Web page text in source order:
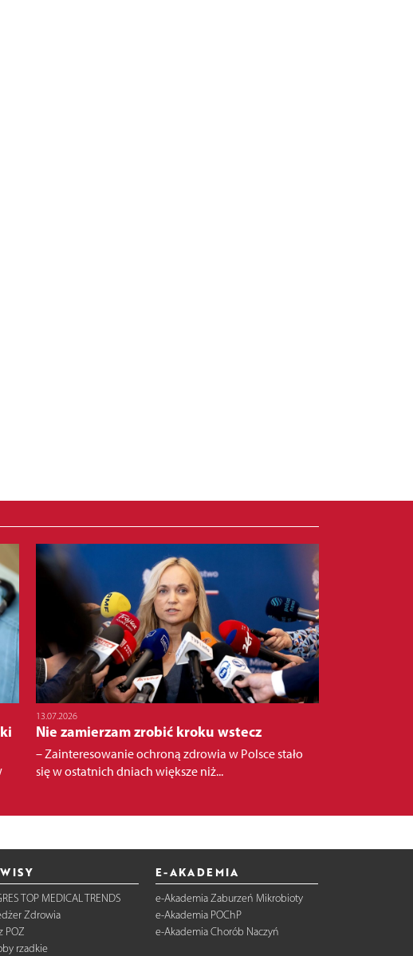
13.07.2026
Nie zamierzam zrobić kroku wstecz
– Zainteresowanie ochroną zdrowia w Polsce stało
się w ostatnich dniach większe niż...
TOP MEDICAL TRENDS
Zdrowia
POZ
rzadkie
E-AKADEMIA
e-Akademia Zaburzeń Mikrobioty
e-Akademia POChP
e-Akademia Chorób Naczyń